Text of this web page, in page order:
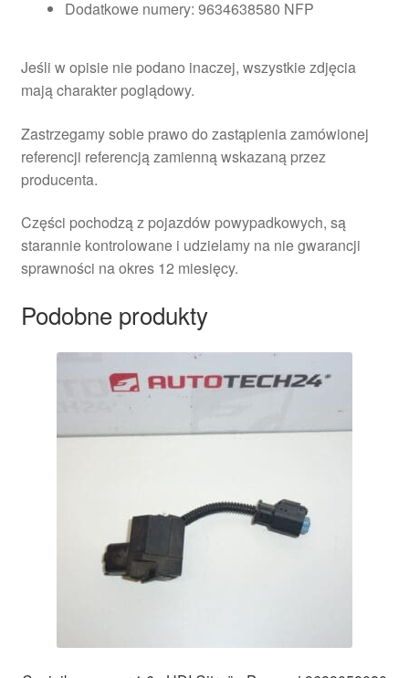
Dodatkowe numery: 9634638580 NFP
Jeśli w opisie nie podano inaczej, wszystkie zdjęcia
mają charakter poglądowy.
Zastrzegamy sobie prawo do zastąpienia zamówionej
referencji referencją zamienną wskazaną przez
producenta.
Części pochodzą z pojazdów powypadkowych, są
starannie kontrolowane i udzielamy na nie gwarancji
sprawności na okres 12 miesięcy.
Podobne produkty